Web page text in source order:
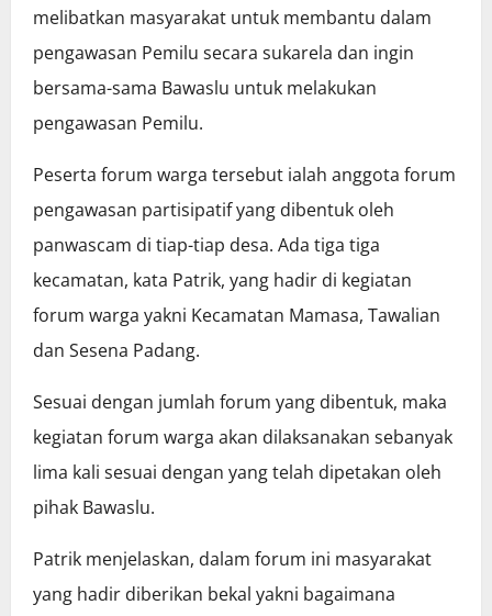
melibatkan masyarakat untuk membantu dalam
pengawasan Pemilu secara sukarela dan ingin
bersama-sama Bawaslu untuk melakukan
pengawasan Pemilu.
Peserta forum warga tersebut ialah anggota forum
pengawasan partisipatif yang dibentuk oleh
panwascam di tiap-tiap desa. Ada tiga tiga
kecamatan, kata Patrik, yang hadir di kegiatan
forum warga yakni Kecamatan Mamasa, Tawalian
dan Sesena Padang.
Sesuai dengan jumlah forum yang dibentuk, maka
kegiatan forum warga akan dilaksanakan sebanyak
lima kali sesuai dengan yang telah dipetakan oleh
pihak Bawaslu.
Patrik menjelaskan, dalam forum ini masyarakat
yang hadir diberikan bekal yakni bagaimana